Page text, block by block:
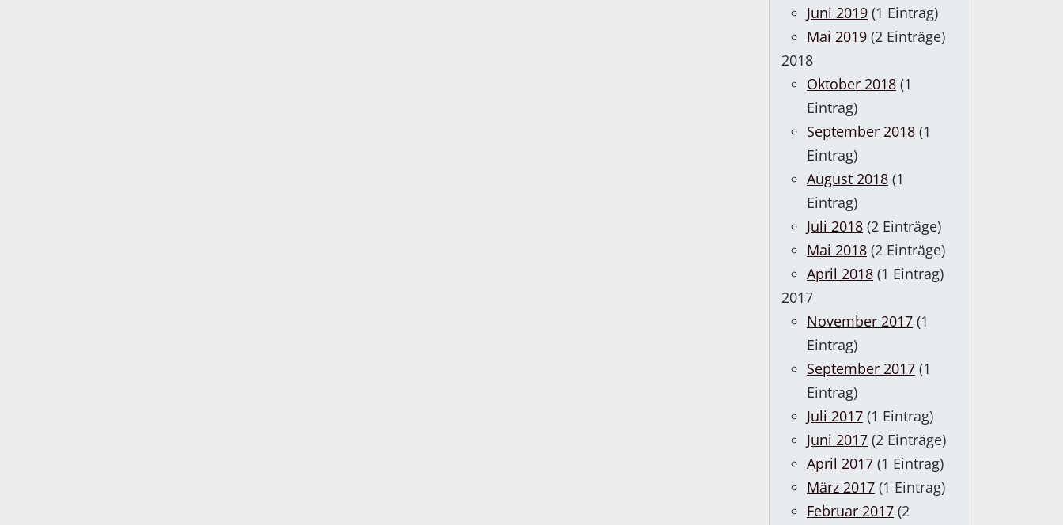
Juni 2019 (1 Eintrag)
Mai 2019 (2 Einträge)
2018
Oktober 2018 (1
Eintrag)
September 2018 (1
Eintrag)
August 2018 (1
Eintrag)
Juli 2018 (2 Einträge)
Mai 2018 (2 Einträge)
April 2018 (1 Eintrag)
2017
November 2017 (1
Eintrag)
September 2017 (1
Eintrag)
Juli 2017 (1 Eintrag)
Juni 2017 (2 Einträge)
April 2017 (1 Eintrag)
März 2017 (1 Eintrag)
Februar 2017 (2